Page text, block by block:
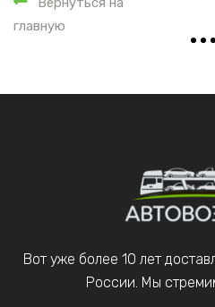
главную
Вот уже более 10 лет
России. Мы